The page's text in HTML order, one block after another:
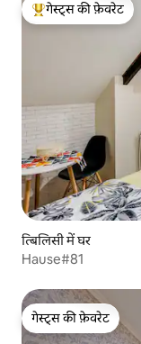
गेस्ट्स का टॉप फ़ेवरेट
गेस्ट्स की फ़ेवरेट
त्बिलिसी में घर
Hause#81
गेस्ट्स की फ़ेवरेट
गेस्ट्स की फ़ेवरेट